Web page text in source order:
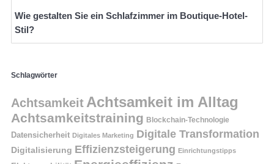
Wie gestalten Sie ein Schlafzimmer im Boutique-Hotel-
Stil?
Schlagwörter
Achtsamkeit Achtsamkeit im Alltag
Achtsamkeitstraining Blockchain-Technologie
Datensicherheit Digitales Marketing Digitale Transformation
Digitalisierung Effizienzsteigerung Einrichtungstipps